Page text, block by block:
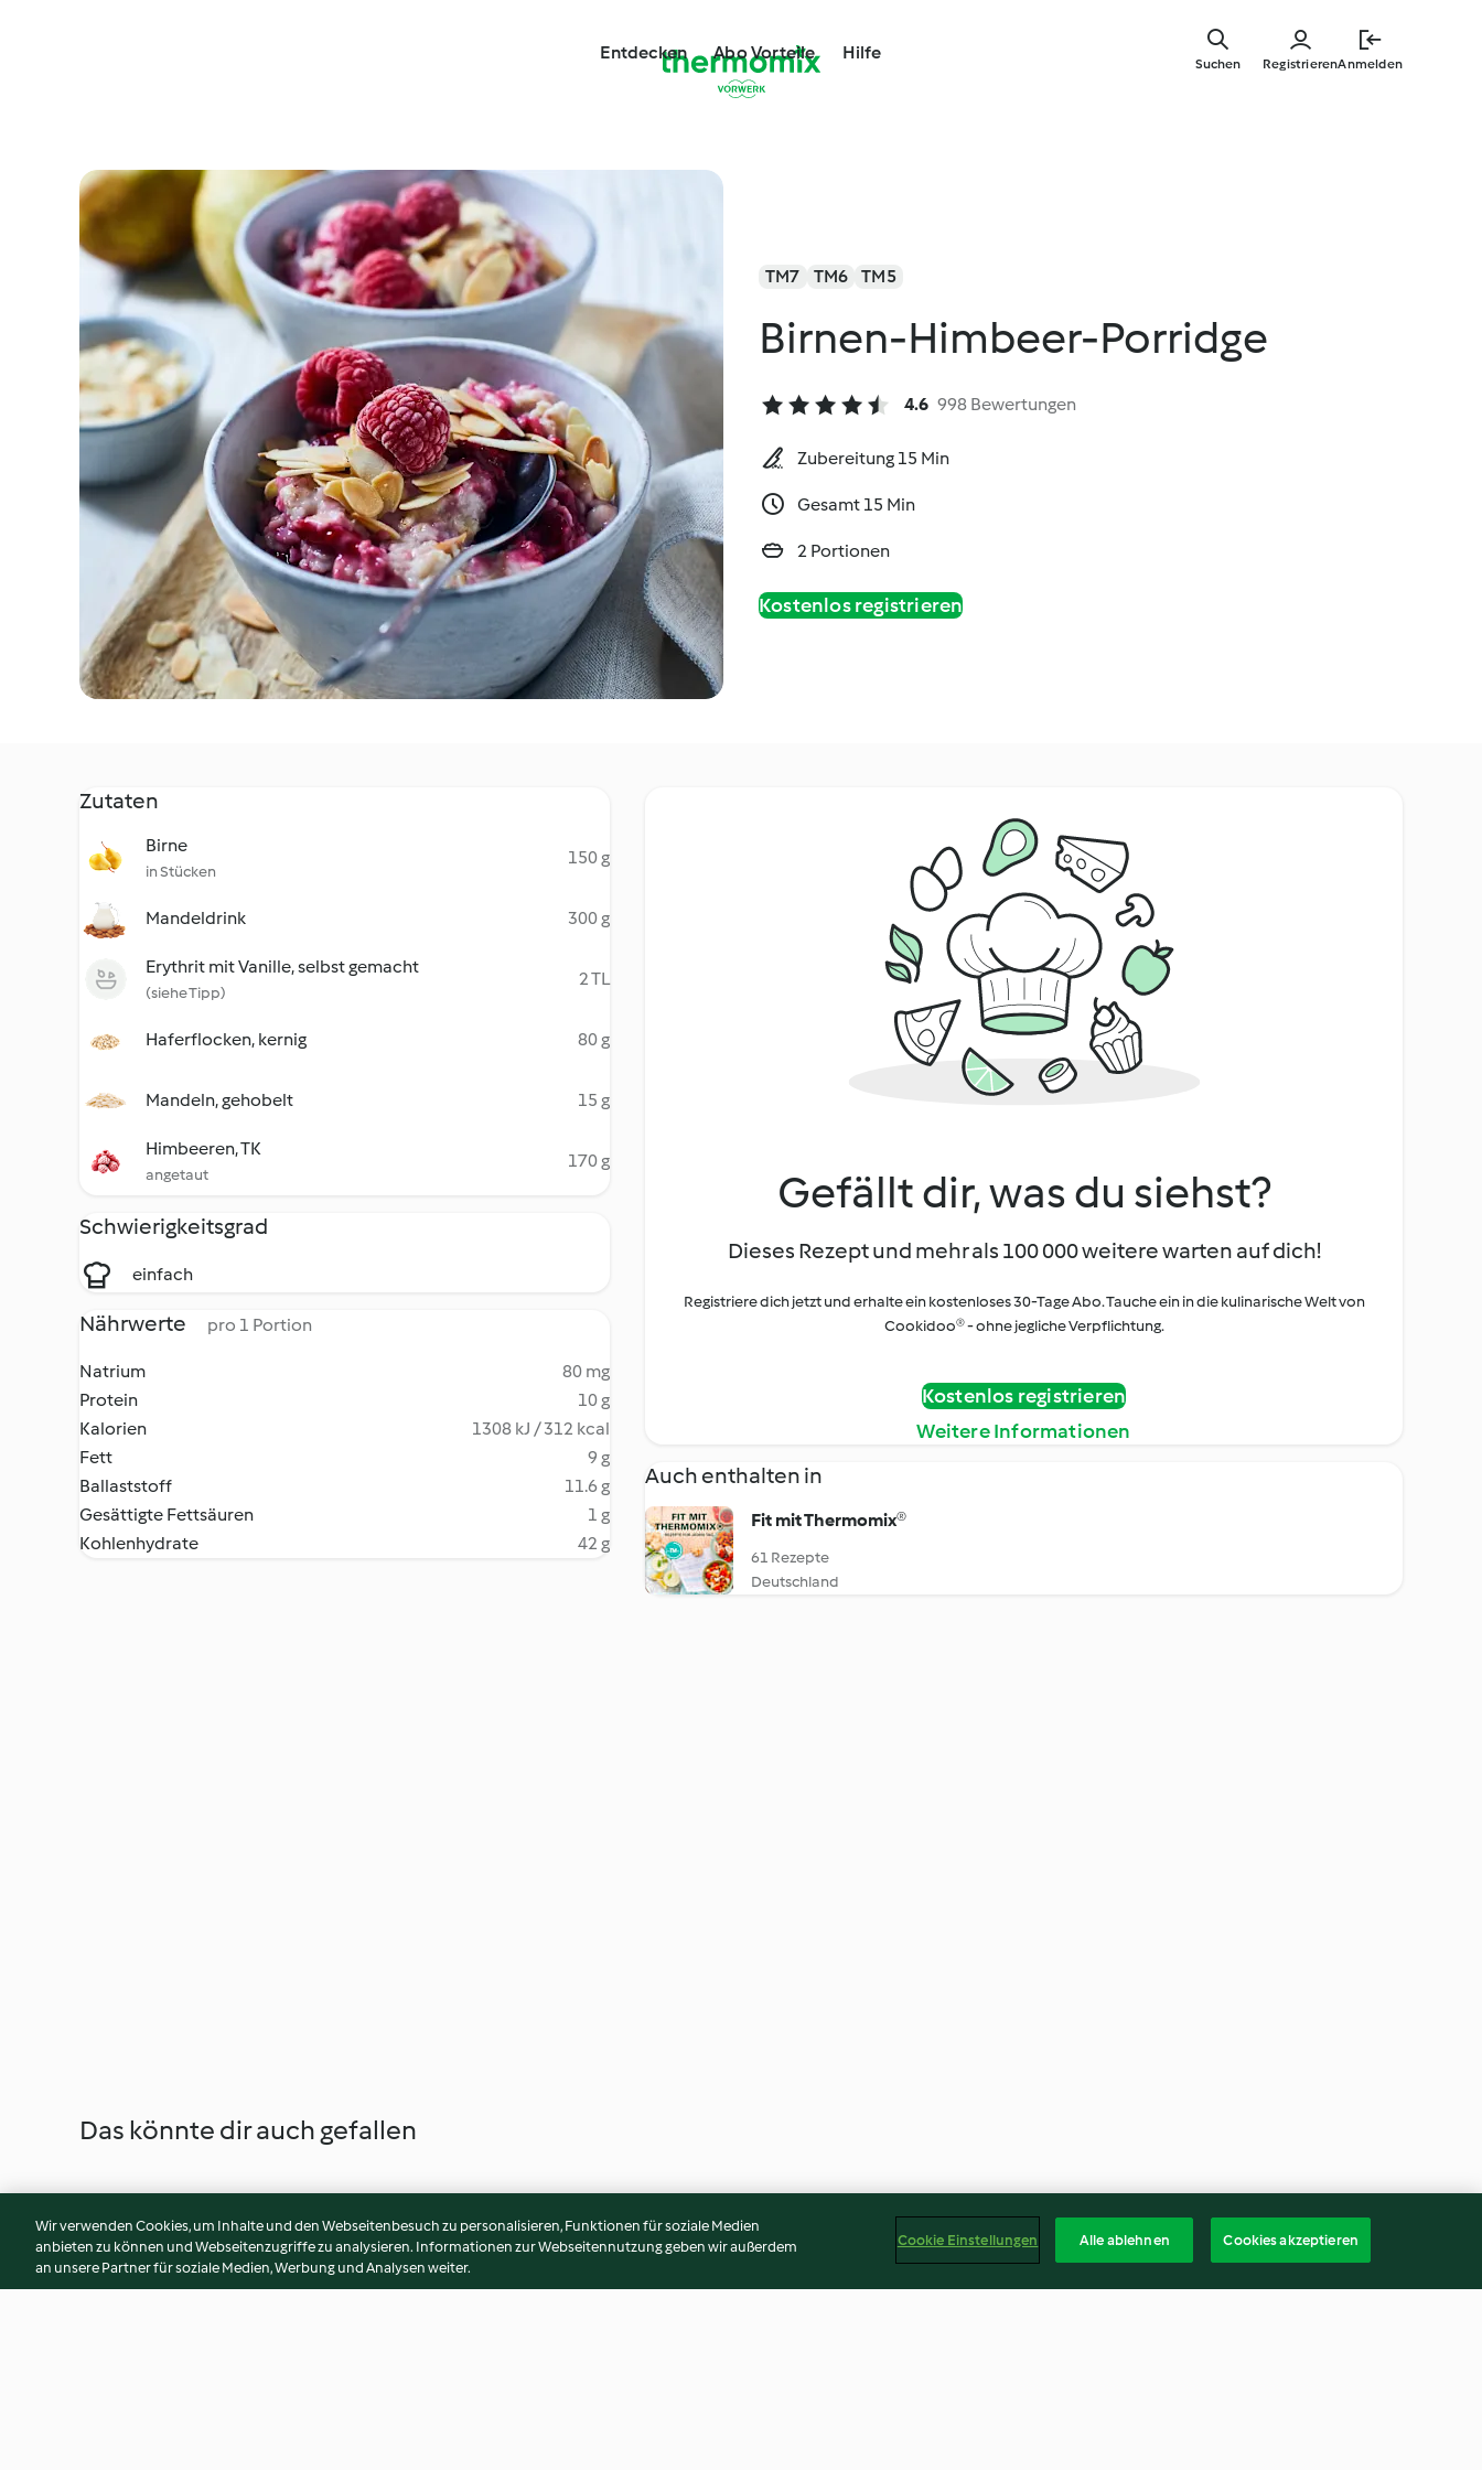
springen
Entdecken Abo Vorteile Hilfe
RegistrierenAnmelden
Suchen
TM7 TM6 TM5
Birnen-Himbeer-Porridge
4.6 998 Bewertungen
Zubereitung 15 Min
Gesamt 15 Min
2 Portionen
Kostenlos registrieren
Zutaten
Birne
in Stücken
150 g
Mandeldrink 300 g
Erythrit mit Vanille, selbst gemacht
(siehe Tipp)
2 TL
Haferflocken, kernig 80 g
Mandeln, gehobelt 15 g
Himbeeren, TK
angetaut
170 g
Schwierigkeitsgrad
einfach
Nährwerte pro 1 Portion
Natrium
80 mg
Protein
10 g
Kalorien
1308 kJ / 312 kcal
Fett
9 g
Ballaststoff
11.6 g
Gesättigte Fettsäuren
1 g
Kohlenhydrate
42 g
Gefällt dir, was du siehst?
Dieses Rezept und mehr als 100 000 weitere warten auf dich!
Registriere dich jetzt und erhalte ein kostenloses 30-Tage Abo. Tauche ein in die kulinarische Welt von
Cookidoo® - ohne jegliche Verpflichtung.
Kostenlos registrieren
Weitere Informationen
Auch enthalten in
Fit mit Thermomix®
61 Rezepte
Deutschland
Das könnte dir auch gefallen
Wir verwenden Cookies, um Inhalte und den Webseitenbesuch zu personalisieren, Funktionen für soziale Medien
anbieten zu können und Webseitenzugriffe zu analysieren. Informationen zur Webseitennutzung geben wir außerdem
an unsere Partner für soziale Medien, Werbung und Analysen weiter.
Cookie Einstellungen Alle ablehnen Cookies akzeptieren